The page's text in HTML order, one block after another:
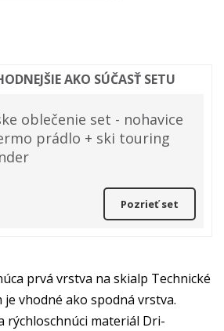
AKO SÚČASŤ SETU
oblečenie set - nohavice
prádlo + ski touring
Pozrieť set
prvá vrstva na skialp Technické
vhodné ako spodná vrstva.
rýchloschnúci materiál Dri-